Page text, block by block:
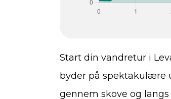
Start din vandretur i
byder på spektakulære
gennem skove og